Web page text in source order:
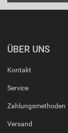
ÜBER UNS
Kontakt
Service
Zahlungsmethoden
Versand